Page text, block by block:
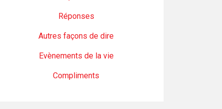
Réponses
Autres façons de dire
Evènements de la vie
Compliments